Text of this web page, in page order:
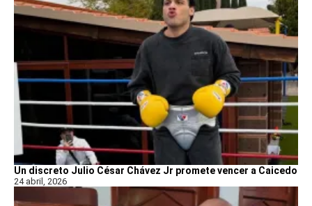
Un discreto Julio César Chávez Jr promete vencer a Caicedo
24 abril, 2026